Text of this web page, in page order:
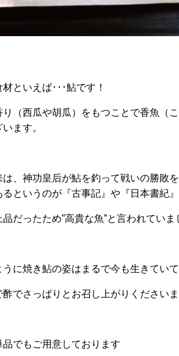
といえば･･･鮎です！
（西瓜や胡瓜）をもつことで香魚（
ます。
は、神功皇后が鮎を釣って戦いの勝敗
るというのが『古事記』や『日本書紀
だったため”高貴な魚”と言われていま
うに焼き鮎の姿はまるで今も生きてい
でさっぱりとお召し上がりくださいま
品でもご用意しております